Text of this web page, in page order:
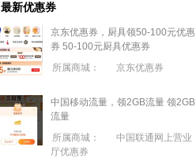
最新优惠券
京东优惠券，厨具领50-100元优惠
券 50-100元厨具优惠券
所属商城：
京东优惠券
中国移动流量，领2GB流量 领2GB
流量
所属商城：
中国联通网上营业
厅优惠券